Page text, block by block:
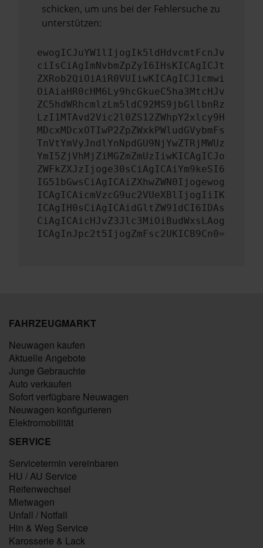
schicken, um uns bei der Fehlersuche zu
unterstützen:
ewogICJuYW1lIjogIk5ldHdvcmtFcnJv
ciIsCiAgImNvbmZpZyI6IHsKICAgICJt
ZXRob2QiOiAiR0VUIiwKICAgICJ1cmwi
OiAiaHR0cHM6Ly9hcGkueC5ha3MtcHJv
ZC5hdWRhcmlzLm5ldC92MS9jbGllbnRz
LzI1MTAvd2Vic2l0ZS12ZWhpY2xlcy9H
MDcxMDcxOTIwP2ZpZWxkPWludGVybmFs
TnVtYmVyJndlYnNpdGU9NjYwZTRjMWUz
YmI5ZjVhMjZiMGZmZmUzIiwKICAgICJo
ZWFkZXJzIjoge30sCiAgICAiYm9keSI6
IG51bGwsCiAgICAiZXhwZWN0Ijogewog
ICAgICAicmVzcG9uc2VUeXBlIjogIiIK
ICAgIH0sCiAgICAidGltZW91dCI6IDAs
CiAgICAicHJvZ3Jlc3MiOiBudWxsLAog
ICAgInJpc2t5IjogZmFsc2UKICB9Cn0=
FAHRZEUGMARKT
Neuwagen kaufen
Aktuelle Angebote
Junge Gebrauchte
Auto verkaufen
Sofort verfügbare Neuwagen
Neuwagen konfigurieren
Elektromobilität
SERVICE
Servicetermin vereinbaren
HU / AU Service
Reifenwechsel
Mietwagen
Unfall / Notfall
Hin & Weg Service
Karosserie & Lack